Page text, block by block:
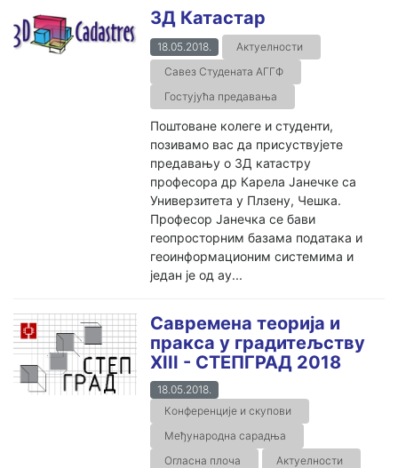
3Д Катастар
18.05.2018.
Актуелности
Савез Студената АГГФ
Гостујућа предавања
Поштоване колеге и студенти,
позивамо вас да присуствујете
предавању о 3Д катастру
професора др Карела Јанечке са
Универзитета у Плзену, Чешка.
Професор Јанечка се бави
геопросторним базама података и
геоинформационим системима и
један је од ау...
Савремена теорија и
пракса у градитељству
XIII - СТЕПГРАД 2018
18.05.2018.
Конференције и скупови
Међународна сарадња
Огласна плоча
Актуелности